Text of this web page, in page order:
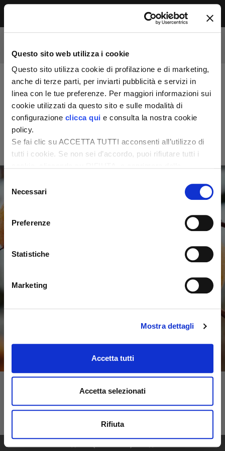
Questo sito web utilizza i cookie
Questo sito utilizza cookie di profilazione e di marketing,
anche di terze parti, per inviarti pubblicità e servizi in
linea con le tue preferenze. Per maggiori informazioni sui
cookie utilizzati da questo sito e sulle modalità di
configurazione clicca qui e consulta la nostra cookie
policy.
Se fai clic su ACCETTA TUTTI acconsenti all’utilizzo di
tutti i cookie. Se non sei d’accordo, puoi rifiutare tutti i
desideri accettare e cliccando ACCETTA SELEZIONATI.
Selezione
del
consenso
Necessari
Preferenze
Statistiche
Marketing
Mostra dettagli
Accetta tutti
Accetta selezionati
Rifiuta
Accesso riservato agli abbonati
Per leggere questo contenuto, devi essere
abbonato alla rivista. Se sei già abbonato,
accedi subito per continuare la lettura.
Se non sei ancora dei nostri, abbonati ora e
accedi ai tuoi contenuti!